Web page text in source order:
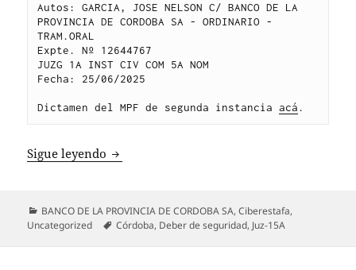
Autos: GARCIA, JOSE NELSON C/ BANCO DE LA
PROVINCIA DE CORDOBA SA - ORDINARIO -
TRAM.ORAL
Expte. Nº 12644767
JUZG 1A INST CIV COM 5A NOM
Fecha: 25/06/2025
Dictamen del MPF de segunda instancia acá.
Sigue leyendo GARCIA c. BANCO DE LA PROVINCIA DE
Categorías
BANCO DE LA PROVINCIA DE CORDOBA SA,Ciberestafa,
Uncategorized
Etiquetas
Córdoba, Deber de seguridad, Juz-15A